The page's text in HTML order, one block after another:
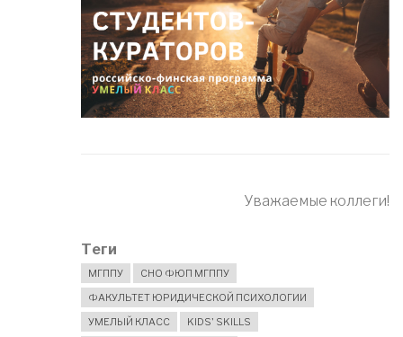
Уважаемые коллеги!
Теги
МГППУ
СНО ФЮП МГППУ
ФАКУЛЬТЕТ ЮРИДИЧЕСКОЙ ПСИХОЛОГИИ
УМЕЛЫЙ КЛАСС
KIDS' SKILLS